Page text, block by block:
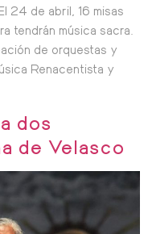
24 de abril, 16 misas
tendrán música sacra.
de orquestas y
Renacentista y
dos
de Velasco